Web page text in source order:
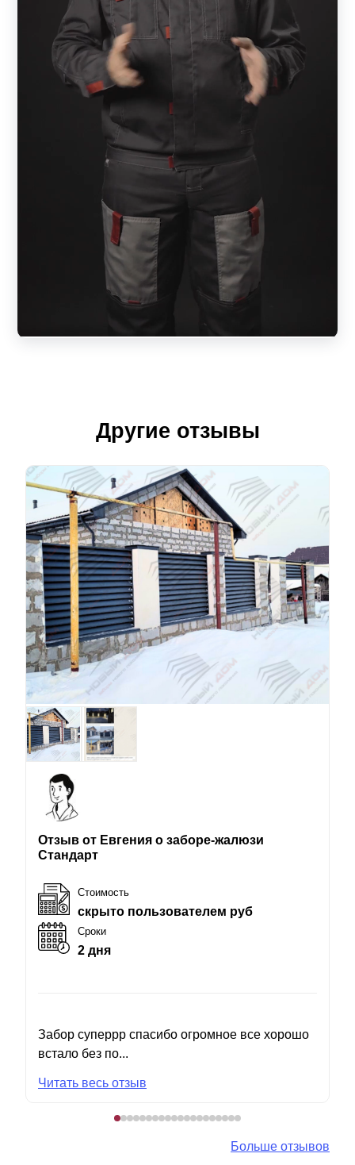
Другие отзывы
Отзыв от Евгения о заборе-жалюзи
Стандарт
Стоимость
скрыто пользователем руб
Сроки
2 дня
Забор суперрр спасибо огромное все хорошо
встало без по...
Читать весь отзыв
Больше отзывов